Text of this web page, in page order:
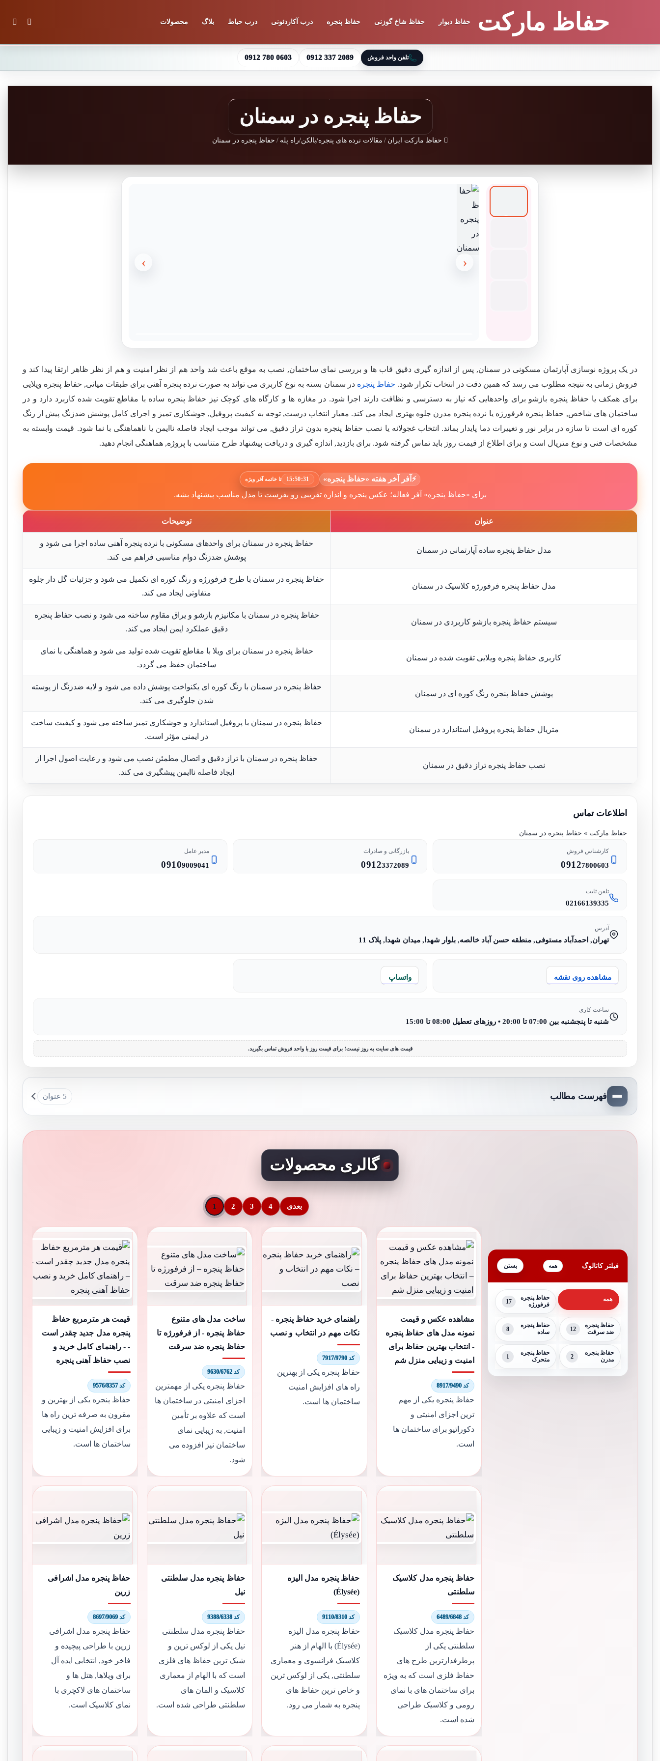
حفاظ مارکت حفاظ دیوار حفاظ شاخ گوزنی حفاظ پنجره درب آکاردئونی درب حیاط بلاگ محصولات تغییر
تلفن واحد فروش 0912 780 0603 0912 337 2089
حفاظ پنجره در سمنان
حفاظ مارکت ایران / مقالات نرده های پنجره/بالکن/راه پله / حفاظ پنجره در سمنان
‹
›
در یک پروژه نوسازی آپارتمان مسکونی در سمنان, پس از اندازه گیری دقیق قاب ها و بررسی نمای ساختمان, نصب به موقع باعث شد واحد هم از نظر امنیت و هم از نظر ظاهر ارتقا پیدا کند و
فروش زمانی به نتیجه مطلوب می رسد که همین دقت در انتخاب تکرار شود. حفاظ پنجره در سمنان بسته به نوع کاربری می تواند به صورت نرده پنجره آهنی برای طبقات میانی, حفاظ پنجره ویلایی
برای همکف یا حفاظ پنجره بازشو برای واحدهایی که نیاز به دسترسی و نظافت دارند اجرا شود. در مغازه ها و کارگاه های کوچک نیز حفاظ پنجره ساده با مقاطع تقویت شده کاربرد دارد و در
ساختمان های شاخص, حفاظ پنجره فرفورژه یا نرده پنجره مدرن جلوه بهتری ایجاد می کند. معیار انتخاب درست, توجه به کیفیت پروفیل, جوشکاری تمیز و اجرای کامل پوشش ضدزنگ پیش از رنگ
کوره ای است تا سازه در برابر نور و تغییرات دما پایدار بماند. انتخاب غجولانه یا نصب حفاظ پنجره بدون تراز دقیق, می تواند موجب ایجاد فاصله ناایمن یا ناهماهنگی با نما شود. قیمت وابسته به
مشخصات فنی و نوع متریال است و برای اطلاع از قیمت روز باید تماس گرفته شود. برای بازدید, اندازه گیری و دریافت پیشنهاد طرح متناسب با پروژه, هماهنگی انجام دهید.
⚡ آفر آخر هفته «حفاظ پنجره» 15:50:28 تا خاتمه آفر ویژه
برای «حفاظ پنجره» آفر فعاله؛ عکس پنجره و اندازه تقریبی رو بفرست تا مدل مناسب پیشنهاد بشه.
عنوان توضیحات
مدل حفاظ پنجره ساده آپارتمانی در سمنان
حفاظ پنجره در سمنان برای واحدهای مسکونی با نرده پنجره آهنی ساده اجرا می شود و
پوشش ضدزنگ دوام مناسبی فراهم می کند.
مدل حفاظ پنجره فرفورژه کلاسیک در سمنان
حفاظ پنجره در سمنان با طرح فرفورژه و رنگ کوره ای تکمیل می شود و جزئیات گل دار جلوه
متفاوتی ایجاد می کند.
سیستم حفاظ پنجره بازشو کاربردی در سمنان
حفاظ پنجره در سمنان با مکانیزم بازشو و یراق مقاوم ساخته می شود و نصب حفاظ پنجره
دقیق عملکرد ایمن ایجاد می کند.
کاربری حفاظ پنجره ویلایی تقویت شده در سمنان
حفاظ پنجره در سمنان برای ویلا با مقاطع تقویت شده تولید می شود و هماهنگی با نمای
ساختمان حفظ می گردد.
پوشش حفاظ پنجره رنگ کوره ای در سمنان
حفاظ پنجره در سمنان با رنگ کوره ای یکنواخت پوشش داده می شود و لایه ضدزنگ از پوسته
شدن جلوگیری می کند.
متریال حفاظ پنجره پروفیل استاندارد در سمنان
حفاظ پنجره در سمنان با پروفیل استاندارد و جوشکاری تمیز ساخته می شود و کیفیت ساخت
در ایمنی مؤثر است.
نصب حفاظ پنجره تراز دقیق در سمنان
حفاظ پنجره در سمنان با تراز دقیق و اتصال مطمئن نصب می شود و رعایت اصول اجرا از
ایجاد فاصله ناایمن پیشگیری می کند.
اطلاعات تماس
حفاظ مارکت » حفاظ پنجره در سمنان
کارشناس فروش
09127800603
بازرگانی و صادرات
09123372089
مدیر عامل
09109009041
تلفن ثابت
02166139335
آدرس
تهران, احمدآباد مستوفی, منطقه حسن آباد خالصه, بلوار شهدا, میدان شهدا, پلاک 11
مشاهده روی نقشه واتساپ
ساعت کاری
شنبه تا پنجشنبه بین 07:00 تا 20:00 • روزهای تعطیل 08:00 تا 15:00
قیمت های سایت به روز نیست؛ برای قیمت روز با واحد فروش تماس بگیرید.
فهرست مطالب 5 عنوان
گالری محصولات
فیلتر کاتالوگ همه
همه
حفاظ پنجره
فرفورژه
17
حفاظ پنجره
ضد سرقت
12
حفاظ پنجره
ساده
8
حفاظ پنجره
مدرن
2
حفاظ پنجره
متحرک
1
1 2 3 4 بعدی
مشاهده عکس و قیمت
نمونه مدل های حفاظ پنجره
- انتخاب بهترین حفاظ برای
امنیت و زیبایی منزل شم
کد 8917/9490
حفاظ پنجره یکی از مهم
ترین اجزای امنیتی و
دکوراتیو برای ساختمان ها
است.
راهنمای خرید حفاظ پنجره -
نکات مهم در انتخاب و نصب
کد 7917/9790
حفاظ پنجره یکی از بهترین
راه های افزایش امنیت
ساختمان ها است.
ساخت مدل های متنوع
حفاظ پنجره - از فرفورژه تا
حفاظ پنجره ضد سرقت
کد 9630/6762
حفاظ پنجره یکی از مهمترین
اجزای امنیتی در ساختمان ها
است که علاوه بر تأمین
امنیت, به زیبایی نمای
ساختمان نیز افزوده می
شود.
قیمت هر مترمربع حفاظ
پنجره مدل جدید چقدر است
- - راهنمای کامل خرید و
نصب حفاظ آهنی پنجره
کد 9576/8357
حفاظ پنجره یکی از بهترین و
مقرون به صرفه ترین راه ها
برای افزایش امنیت و زیبایی
ساختمان ها است.
حفاظ پنجره مدل کلاسیک
سلطنتی
کد 6489/6848
حفاظ پنجره مدل کلاسیک
سلطنتی یکی از
پرطرفدارترین طرح های
حفاظ فلزی است که به ویژه
برای ساختمان های با نمای
رومی و کلاسیک طراحی
شده است.
حفاظ پنجره مدل الیزه
(Élysée)
کد 9110/8310
حفاظ پنجره مدل الیزه
(Élysée) با الهام از هنر
کلاسیک فرانسوی و معماری
سلطنتی, یکی از لوکس ترین
و خاص ترین حفاظ های
پنجره به شمار می رود.
حفاظ پنجره مدل سلطنتی
نیل
کد 9388/6338
حفاظ پنجره مدل سلطنتی
نیل یکی از لوکس ترین و
شیک ترین حفاظ های فلزی
است که با الهام از معماری
کلاسیک و المان های
سلطنتی طراحی شده است.
حفاظ پنجره مدل اشرافی
زرین
کد 8697/9069
حفاظ پنجره مدل اشرافی
زرین با طراحی پیچیده و
فاخر خود, انتخابی ایده آل
برای ویلاها, هتل ها و
ساختمان های لاکچری با
نمای کلاسیک است.